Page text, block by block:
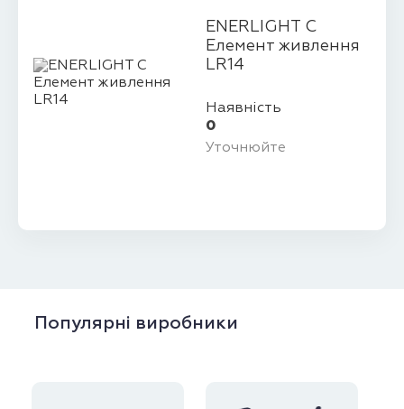
ENERLIGHT C
Елемент живлення
LR14
Наявність
0
Уточнюйте
Популярні виробники